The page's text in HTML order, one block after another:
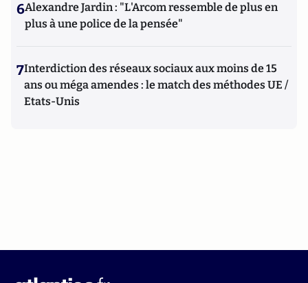
6Alexandre Jardin : "L'Arcom ressemble de plus en
plus à une police de la pensée"
7Interdiction des réseaux sociaux aux moins de 15
ans ou méga amendes : le match des méthodes UE /
Etats-Unis